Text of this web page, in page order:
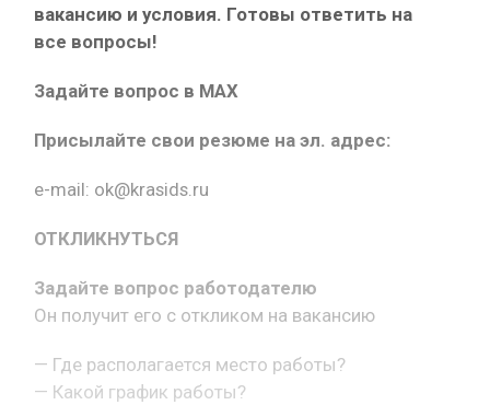
вакансию и условия. Готовы ответить на
все вопросы!
Задайте вопрос в MAX
Присылайте свои резюме на эл. адрес:
e-mail: ok@krasids.ru
ОТКЛИКНУТЬСЯ
Задайте вопрос работодателю
Он получит его с откликом на вакансию
— Где располагается место работы?
— Какой график работы?